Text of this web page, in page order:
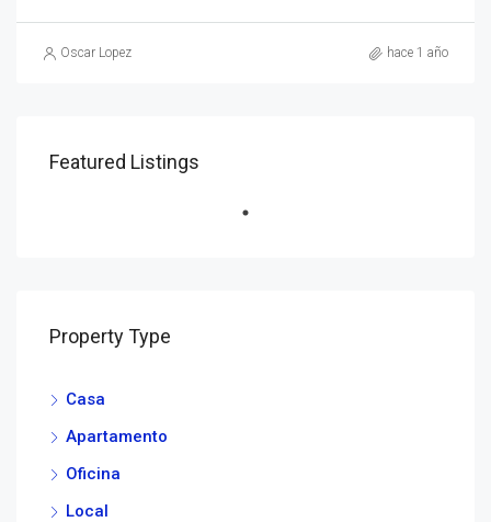
Oscar Lopez hace 1 año
Featured Listings
Property Type
Casa
Apartamento
Oficina
Local